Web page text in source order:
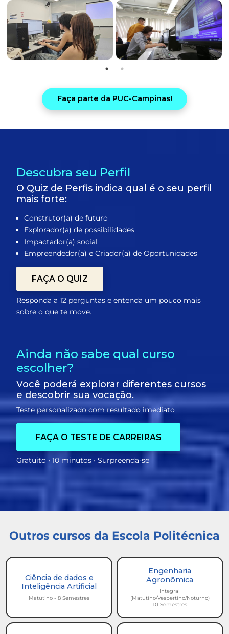
Faça parte da PUC-Campinas!
Descubra seu Perfil
O Quiz de Perfis indica qual é o seu perfil
mais forte:
Construtor(a) de futuro
Explorador(a) de possibilidades
Impactador(a) social
Empreendedor(a) e Criador(a) de Oportunidades
FAÇA O QUIZ
Responda a 12 perguntas e entenda um pouco mais
sobre o que te move.
Ainda não sabe qual curso
escolher?
Você poderá explorar diferentes cursos
e descobrir sua vocação.
Teste personalizado com resultado imediato
FAÇA O TESTE DE CARREIRAS
Gratuito • 10 minutos • Surpreenda-se
Outros cursos da Escola Politécnica
Ciência de dados e
Inteligência Artificial
Matutino - 8 Semestres
Engenharia
Agronômica
Integral
(Matutino/Vespertino/Noturno)
10 Semestres